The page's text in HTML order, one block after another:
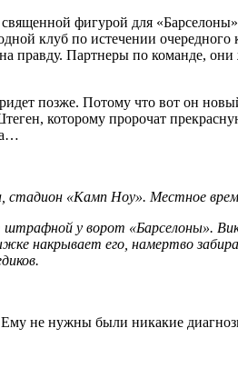
фигурой для
клуб по истечении
правду. Партнеры по команде,
позже. Потому что вот он
которому пророчат
стадион «Камп Ноу». Местное
у ворот «Барселоны».
накрывает его, намертво
не нужны были никакие